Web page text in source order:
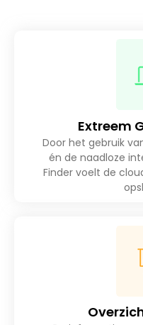
Extreem
Door het gebruik
én de naadloze
Finder voelt de